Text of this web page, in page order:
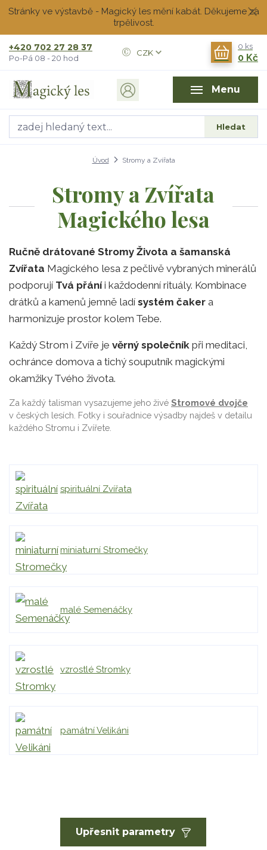
Stránky ve výstavbě - Magický les mění kabát. Děkujeme za
trpělivost.
Menu
CZK
Hledat
+420 702 27 28 37
Po-Pá 08 - 20 hod
0 ks
0 Kč
Úvod Stromy a Zvířata
Stromy a Zvířata
Magického lesa
Ručně drátované Stromy Života a šamanská
Zvířata Magického lesa z pečlivě vybraných minerálů
podporují Tvá přáníi každodenní rituály. Kombinace
drátků a kamenů jemně ladí systém čaker a
harmonizuje prostor kolem Tebe.
Každý Strom i Zvíře je věrný společník při meditaci,
ochránce domova a tichý souputník magickými
okamžiky Tvého života.
Za každý talisman vysazujeme jeho živé Stromové dvojče
v českých lesích. Fotky i souřadnice výsadby najdeš v detailu
každého Stromu i Zvířete.
spirituální Zvířata
miniaturní Stromečky
malé Semenáčky
vzrostlé Stromky
památní Velikáni
Upřesnit parametry